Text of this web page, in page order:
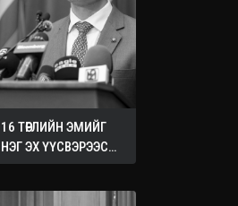
16 ТӨРЛИЙН ЭМИЙГ
НЭГ ЭХ ҮҮСВЭРЭЭС
ХУДАЛДАН АВАХ